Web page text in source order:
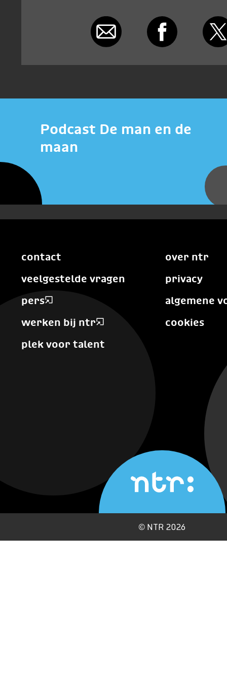
Podcast De man en de
maan
contact
veelgestelde vragen
pers
werken bij ntr
plek voor talent
over ntr
privacy
algemene
cookies
© NTR 2026